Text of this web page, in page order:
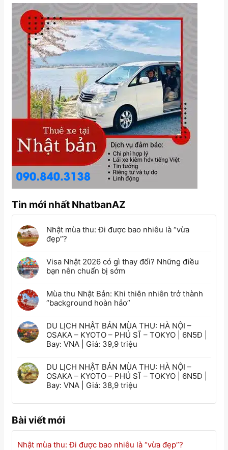
Tin mới nhất NhatbanAZ
Nhật mùa thu: Đi được bao nhiêu là “vừa
đẹp”?
Visa Nhật 2026 có gì thay đổi? Những điều
bạn nên chuẩn bị sớm
Mùa thu Nhật Bản: Khi thiên nhiên trở thành
“background hoàn hảo”
DU LỊCH NHẬT BẢN MÙA THU: HÀ NỘI –
OSAKA – KYOTO – PHÚ SĨ – TOKYO | 6N5Đ |
Bay: VNA | Giá: 39,9 triệu
DU LỊCH NHẬT BẢN MÙA THU: HÀ NỘI –
OSAKA – KYOTO – PHÚ SĨ – TOKYO | 6N5Đ |
Bay: VNA | Giá: 38,9 triệu
Bài viết mới
Nhật mùa thu: Đi được bao nhiêu là “vừa đẹp”?